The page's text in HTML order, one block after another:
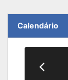
Calendário